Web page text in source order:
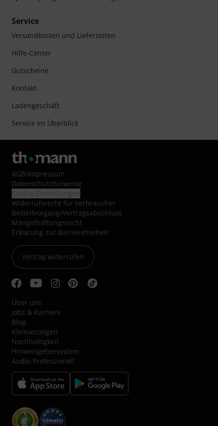
Service
Versandkosten und Lieferzeiten
Hilfe-Center
Gutscheine
Kontakt
Ladengeschäft
Service im Überblick
AGB/Impressum
Datenschutzhinweise
Widerrufsrecht für Verbraucher
Bestellvorgang/Vertragsabschluss
Mängelhaftungsrecht
Erklärung zur Barrierefreiheit
Vertrag widerrufen
Über uns
Jobs & Karriere
Blog
Kleinanzeigen
Nachhaltigkeit
Hinweisgebersystem
Audio Professionell